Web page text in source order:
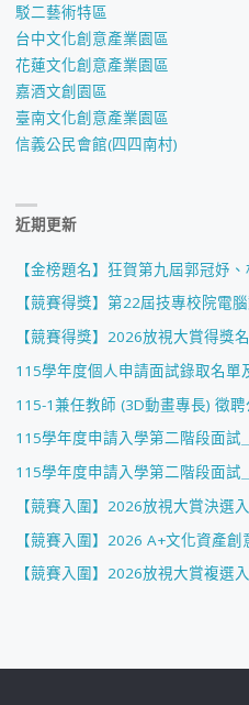
駁二藝術特區
台中文化創意產業園區
花蓮文化創意產業園區
嘉酒文創園區
臺南文化創意產業園區
信義公民會館(四四南村)
近期更新
【金榜題名】狂賀第九屆郭冠妤
【競賽得獎】第22屆技專校院電
【競賽得獎】2026放視大賞得獎
115學年度個人申請面試錄取名單
115-1兼任教師 (3D動畫專長) 徵聘
115學年度申請入學第二階段面試
115學年度申請入學第二階段面試
【競賽入圍】2026放視大賞決選
【競賽入圍】2026 A+文化資產
【競賽入圍】2026放視大賞複選